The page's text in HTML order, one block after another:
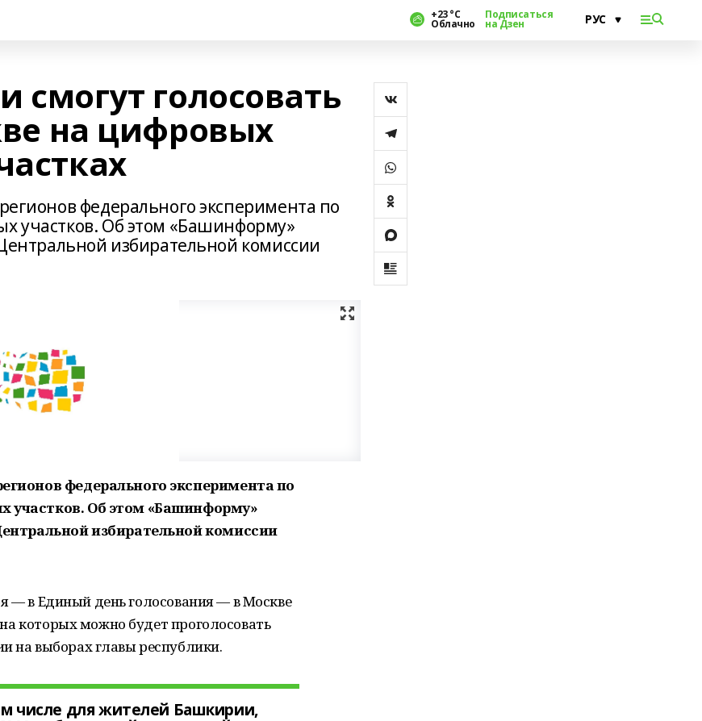
+23 °С
Облачно
Подписаться
на Дзен
голосовать
на цифровых
федерального эксперимента по
участков. Об этом «Башинформу»
избирательной комиссии
федерального эксперимента по
участков. Об этом «Башинформу»
избирательной комиссии
— в Единый день голосования — в Москве
которых можно будет проголосовать
выборах главы республики.
числе для жителей Башкирии,